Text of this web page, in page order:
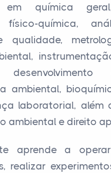
em química
físico-química,
qualidade,
ambiental,
laboratorial, além
ambiental e direito
aprende a
realizar